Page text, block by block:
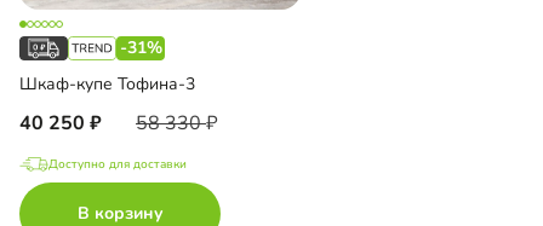
-31%
Шкаф-купе Тофина-3
40 250 58 330
Доступно для доставки
В корзину